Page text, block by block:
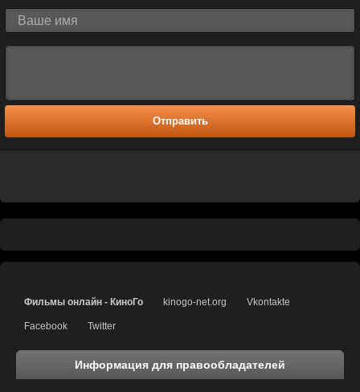
Отправить
Фильмы онлайн - КиноГо kinogo-net.org Vkontakte
Facebook Twitter
Информация для правообладателей